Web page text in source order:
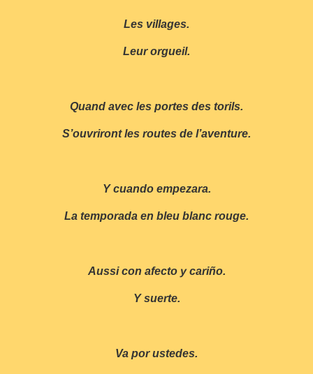
Les villages.
Leur orgueil.
Quand avec les portes des torils.
S’ouvriront les routes de l’aventure.
Y cuando empezara.
La temporada en bleu blanc rouge.
Aussi con afecto y cariño.
Y suerte.
Va por ustedes.